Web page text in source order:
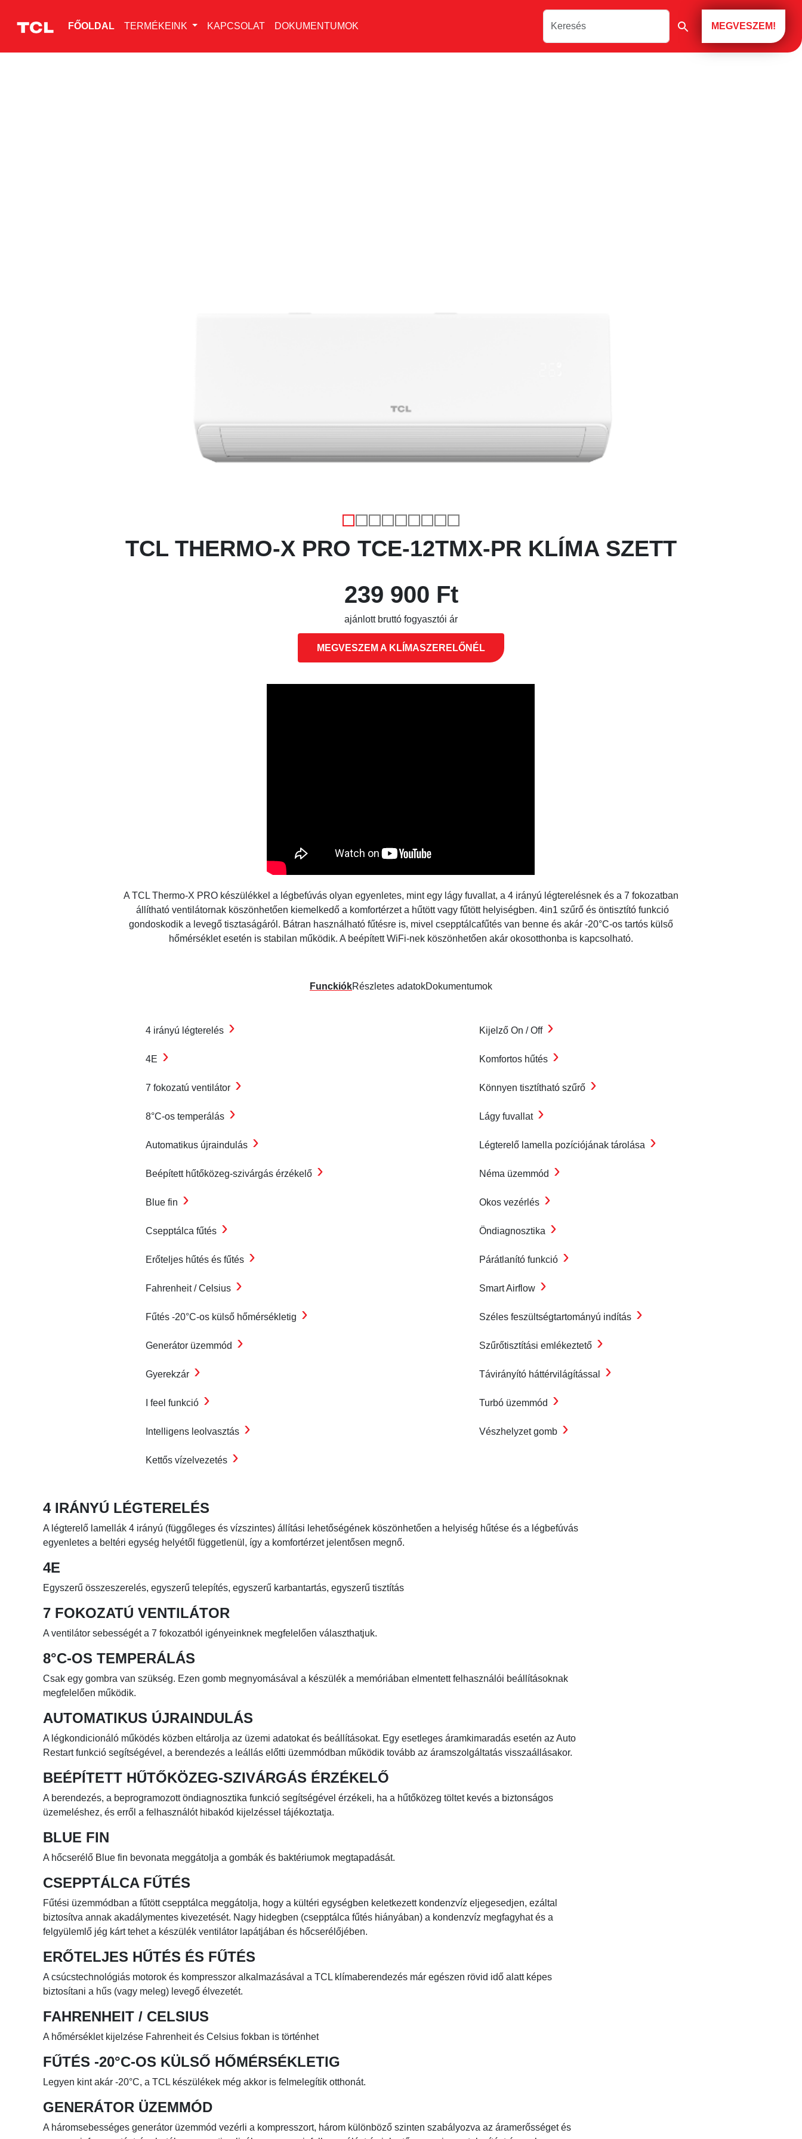
FŐOLDAL TERMÉKEINK KAPCSOLAT DOKUMENTUMOK MEGVESZEM!
TCL THERMO-X PRO TCE-12TMX-PR KLÍMA SZETT
239 900 Ft
ajánlott bruttó fogyasztói ár
MEGVESZEM A KLÍMASZERELŐNÉL
A TCL Thermo-X PRO készülékkel a légbefúvás olyan egyenletes, mint egy lágy fuvallat, a 4 irányú légterelésnek és a 7 fokozatban
állítható ventilátornak köszönhetően kiemelkedő a komfortérzet a hűtött vagy fűtött helyiségben. 4in1 szűrő és öntisztító funkció
gondoskodik a levegő tisztaságáról. Bátran használható fűtésre is, mivel csepptálcafűtés van benne és akár -20°C-os tartós külső
hőmérséklet esetén is stabilan működik. A beépített WiFi-nek köszönhetően akár okosotthonba is kapcsolható.
FunckiókRészletes adatokDokumentumok
4 irányú légterelés ›
4E ›
7 fokozatú ventilátor ›
8°C-os temperálás ›
Automatikus újraindulás ›
Beépített hűtőközeg-szivárgás érzékelő ›
Blue fin ›
Csepptálca fűtés ›
Erőteljes hűtés és fűtés ›
Fahrenheit / Celsius ›
Fűtés -20°C-os külső hőmérsékletig ›
Generátor üzemmód ›
Gyerekzár ›
I feel funkció ›
Intelligens leolvasztás ›
Kettős vízelvezetés ›
Kijelző On / Off ›
Komfortos hűtés ›
Könnyen tisztítható szűrő ›
Lágy fuvallat ›
Légterelő lamella pozíciójának tárolása ›
Néma üzemmód ›
Okos vezérlés ›
Öndiagnosztika ›
Párátlanító funkció ›
Smart Airflow ›
Széles feszültségtartományú indítás ›
Szűrőtisztítási emlékeztető ›
Távirányító háttérvilágítással ›
Turbó üzemmód ›
Vészhelyzet gomb ›
4 IRÁNYÚ LÉGTERELÉS
A légterelő lamellák 4 irányú (függőleges és vízszintes) állítási lehetőségének köszönhetően a helyiség hűtése és a légbefúvás
egyenletes a beltéri egység helyétől függetlenül, így a komfortérzet jelentősen megnő.
4E
Egyszerű összeszerelés, egyszerű telepítés, egyszerű karbantartás, egyszerű tisztítás
7 FOKOZATÚ VENTILÁTOR
A ventilátor sebességét a 7 fokozatból igényeinknek megfelelően választhatjuk.
8°C-OS TEMPERÁLÁS
Csak egy gombra van szükség. Ezen gomb megnyomásával a készülék a memóriában elmentett felhasználói beállításoknak
megfelelően működik.
AUTOMATIKUS ÚJRAINDULÁS
A légkondicionáló működés közben eltárolja az üzemi adatokat és beállításokat. Egy esetleges áramkimaradás esetén az Auto
Restart funkció segítségével, a berendezés a leállás előtti üzemmódban működik tovább az áramszolgáltatás visszaállásakor.
BEÉPÍTETT HŰTŐKÖZEG-SZIVÁRGÁS ÉRZÉKELŐ
A berendezés, a beprogramozott öndiagnosztika funkció segítségével érzékeli, ha a hűtőközeg töltet kevés a biztonságos
üzemeléshez, és erről a felhasználót hibakód kijelzéssel tájékoztatja.
BLUE FIN
A hőcserélő Blue fin bevonata meggátolja a gombák és baktériumok megtapadását.
CSEPPTÁLCA FŰTÉS
Fűtési üzemmódban a fűtött csepptálca meggátolja, hogy a kültéri egységben keletkezett kondenzvíz eljegesedjen, ezáltal
biztosítva annak akadálymentes kivezetését. Nagy hidegben (csepptálca fűtés hiányában) a kondenzvíz megfagyhat és a
felgyülemlő jég kárt tehet a készülék ventilátor lapátjában és hőcserélőjében.
ERŐTELJES HŰTÉS ÉS FŰTÉS
A csúcstechnológiás motorok és kompresszor alkalmazásával a TCL klímaberendezés már egészen rövid idő alatt képes
biztosítani a hűs (vagy meleg) levegő élvezetét.
FAHRENHEIT / CELSIUS
A hőmérséklet kijelzése Fahrenheit és Celsius fokban is történhet
FŰTÉS -20°C-OS KÜLSŐ HŐMÉRSÉKLETIG
Legyen kint akár -20°C, a TCL készülékek még akkor is felmelegítik otthonát.
GENERÁTOR ÜZEMMÓD
A háromsebességes generátor üzemmód vezérli a kompresszort, három különböző szinten szabályozva az áramerősséget és